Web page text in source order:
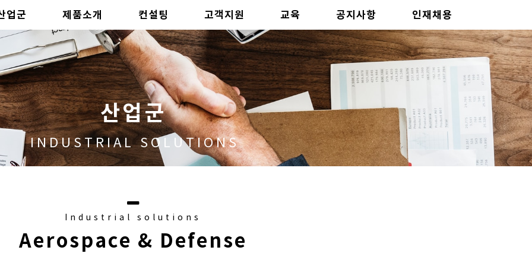
업군 제품소개 컨설팅 고객지원 교육 공지사항 인재채용
산업군
INDUSTRIAL SOLUTIONS
Industrial solutions
Aerospace & Defense